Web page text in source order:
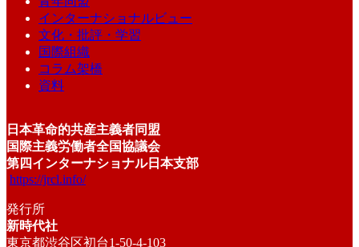
インターナショナルビュー
文化・批評・学習
国際組織
コラム架橋
資料
日本革命的共産主義者同盟
国際主義労働者全国協議会
第四インターナショナル日本支部
https://jrcl.info/
発行所
新時代社
東京都渋谷区初台1-50-4-103